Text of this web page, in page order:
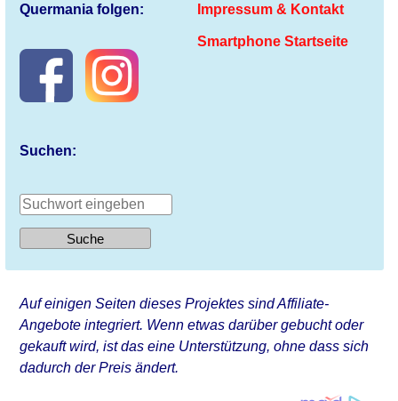
Quermania folgen: Impressum & Kontakt
Smartphone Startseite
Suchen:
Auf einigen Seiten dieses Projektes sind Affiliate-
Angebote integriert. Wenn etwas darüber gebucht oder
gekauft wird, ist das eine Unterstützung, ohne dass sich
dadurch der Preis ändert.